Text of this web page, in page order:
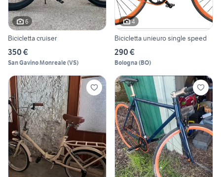
6
Bicicletta cruiser
350 €
San Gavino Monreale(VS)
4
Bicicletta unieuro single speed
290 €
Bologna (BO)